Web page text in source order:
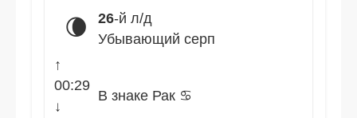
🌘 26-й л/д
Убывающий серп
↑
00:29
↓
В знаке Рак ♋